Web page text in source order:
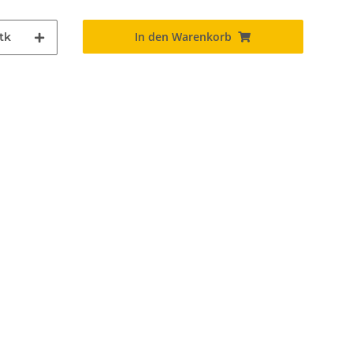
In den Warenkorb